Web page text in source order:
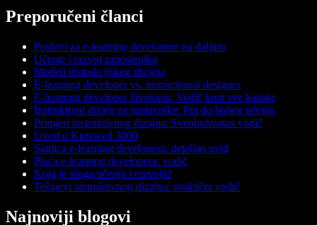
Preporučeni članci
Poslovi za e-learning developere na daljinu
Učenje i razvoj zaposlenika
Modeli instrukcijskog dizajna
E-learning developer vs. instructional designer
E-learning developer životopis: Vodič kroz sve korake
Instruktivni dizajn za nastavnike: Put do boljeg učenja
Primjeri instruktivnog dizajna: Sveobuhvatan vodič
Uvod u Kurzweil 3000
Satnica e-learning developera: detaljan uvid
Plaća e-learning developera: vodič
Koja je uloga učenja i razvoja?
Tečajevi instruktivnog dizajna: praktični vodič
Najnoviji blogovi